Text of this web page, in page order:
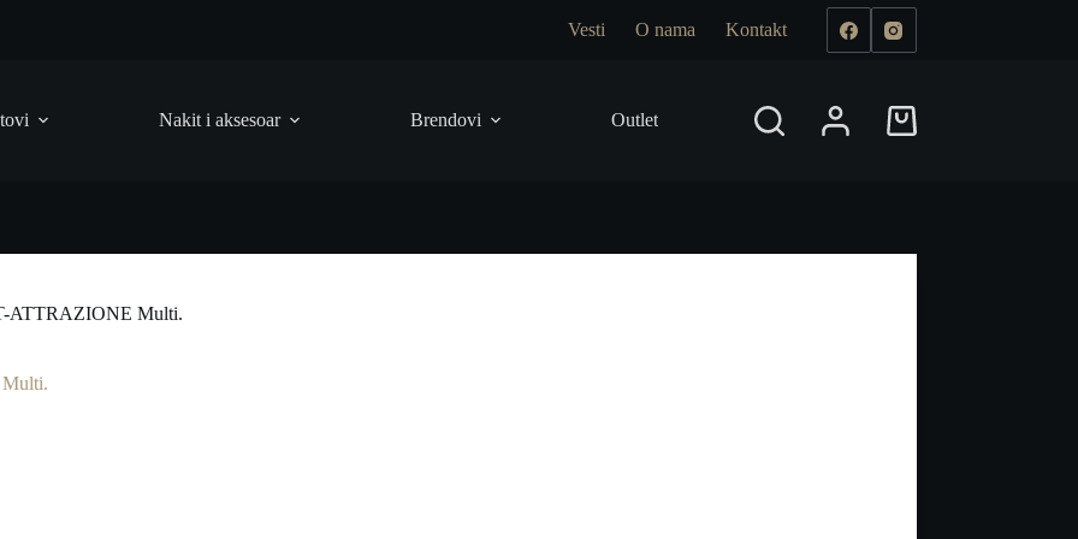
Vesti O nama Kontakt
Nakit i aksesoar Brendovi Outlet Prodajna mesta
Shopping
ATTRAZIONE Multi.